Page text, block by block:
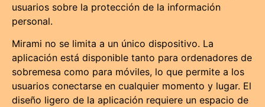
usuarios sobre la protección de la información
personal.
Mirami no se limita a un único dispositivo. La
aplicación está disponible tanto para ordenadores de
sobremesa como para móviles, lo que permite a los
usuarios conectarse en cualquier momento y lugar. El
diseño ligero de la aplicación requiere un espacio de